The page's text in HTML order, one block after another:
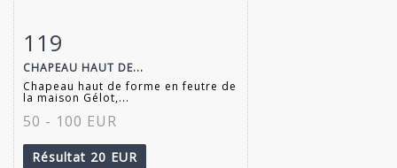
Fiche détaillée
119
CHAPEAU HAUT DE...
Chapeau haut de forme en feutre de
la maison Gélot,...
50 - 100 EUR
Résultat 20 EUR